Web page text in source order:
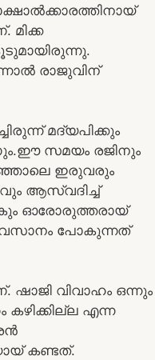
രാജുവിന്
മദ്യപിക്കും
സമയം രജിനും
ഇരുവരും
ആസ്വദിച്ച്
ഓരോരുത്തരായ്
പോകുന്നത്
ഷാജി വിവാഹം ഒന്നും
കഴിക്കില്ല എന്ന
കണ്ടത്.